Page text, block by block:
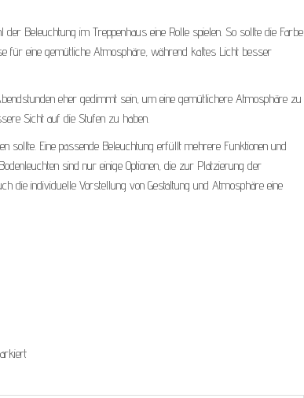
Beleuchtung im Treppenhaus eine Rolle spielen. So sollte die Farbe
für eine gemütliche Atmosphäre, während kaltes Licht besser
eher gedimmt sein, um eine gemütlichere Atmosphäre zu
Sicht auf die Stufen zu haben.
Eine passende Beleuchtung erfüllt mehrere Funktionen und
sind nur einige Optionen, die zur Platzierung der
die individuelle Vorstellung von Gestaltung und Atmosphäre eine